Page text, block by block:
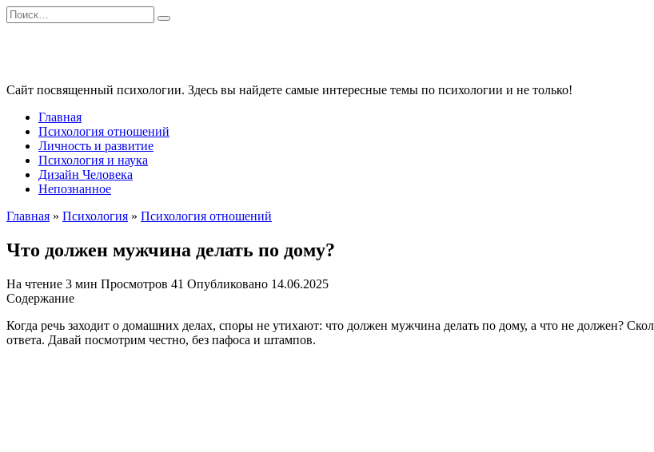
Перейти
к
Search
for:
Сайт посвященный психологии. Здесь вы найдете самые интересные темы по психологии и не только!
Главная
Психология отношений
Личность и развитие
Психология и наука
Дизайн Человека
Непознанное
Главная » Психология » Психология отношений
Что должен мужчина делать по дому?
На чтение 3 мин Просмотров 41 Опубликовано 14.06.2025
Содержание
Когда речь заходит о домашних делах, споры не утихают: что должен мужчина делать по дому, а что не должен?
ответа. Давай посмотрим честно, без пафоса и штампов.